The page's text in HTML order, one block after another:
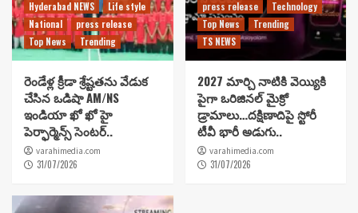
Hyderabad NEWS
Life style
National
press release
Top News
Trending
రెండేళ్ల క్రీడా శ్రేష్టతను వేడుక
చేసిన ఒడిషా AM/NS
ఇండియా ఖో ఖో హై
పెర్ఫార్మెన్స్ సెంటర్..
varahimedia.com
31/07/2026
press release
Technology
Top News
Trending
TS NEWS
2027 మార్చి నాటికి వెయ్యికి
పైగా ఒరిజినల్ మైక్రో
డ్రామాలు…దక్షిణాదిపై స్టోరీ
టీవీ భారీ అడుగు..
varahimedia.com
31/07/2026